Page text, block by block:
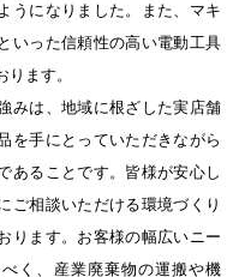
うになりました。また、マキ
いった信頼性の高い電動工具
ます。
みは、地域に根ざした実店舗
を手にとっていただきながら
あることです。皆様が安心し
ご相談いただける環境づくり
ります。お客様の幅広いニー
く、産業廃棄物の運搬や機